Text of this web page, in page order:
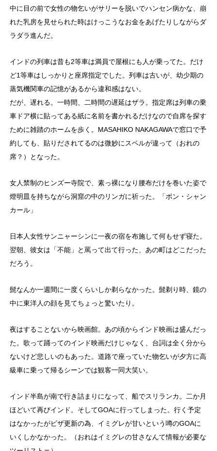
中に目の前で女性の物乞いがサリーを脱いでハンセン病かな、崩
れた乳房を見せられた時はけっこうなお金をあげたりしながらダ
ラダラ進んだ。
インドの列車は昔も2等車は満員で屋根にも人が乗ってた。だけ
ど1等車はしっかりと座席指定でした。列車は古いが、幼少期の
蒸気機関車の記憶があるから違和感はない。
だが、遅れる。一時間、二時間の遅延はザラ。指定席は列車の乗
車ドア横に貼ってある紙に名前を書かれるだけなので自席を探す
ために雑踏のホームを歩く。MASAHIKO NAKAGAWAで窓口で予
約しても、貼りだされてるのは微妙にスペルが違って（おれの
席？）となった。
女人禁制のヒンズー寺院で、素っ裸になり腰布だけを巻いた姿で
燈明皿を持ちながら洞窟の中のリンガに祈った。「ボン・シャン
カール」
日本人女性サンニャーシンに一夜の宿を布施して何もせず寝た。
翌朝、彼女は「不能」と罵って出て行った、あの町はどこだった
だろう。
髭なんか一週間に一度くらいしか剃らなかった。髭剃り時、鏡の
中に東洋人の顔を見てちょっと驚いたり。
夜はすることないから映画館。あの頃からインド映画は盛んだっ
た。歌って踊ってのインド映画だけじゃなく、台詞は全く分から
ないけど悲しいのもあった。道路で座っていた物乞いが夕方に高
級車に乗って帰るシーンでは観客一同大笑い。
インド半島が南で行き詰まりになって、船でスリランカ。二か月
ほどいて再びインド。そしてGOAに行ってしまった。行く予定
はなかったがビザ更新の為、イミグレが甘いという噂のGOAに
いくしかなかった。（おれはイミグレの甘さなんて情報が必要な